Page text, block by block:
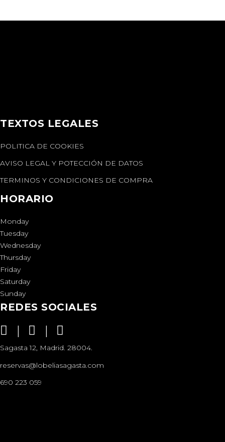
TEXTOS LEGALES
POLITICA DE COOKIES
AVISO LEGAL Y POTECCIÓN DE DATOS
TERMINOS Y CONDICIONES DE COMPRA
HORARIO
Monday
Tuesday
Wednesday
Thursday
Friday
Saturday
Sunday
REDES SOCIALES
Sagasta 12, Madrid. 28004.
reservas@lobeliasagasta.com
690 223 059